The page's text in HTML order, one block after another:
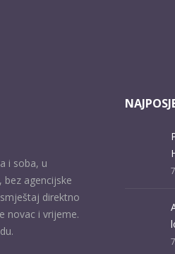
i soba, u
agencijske
direktno
novac i vrijeme.